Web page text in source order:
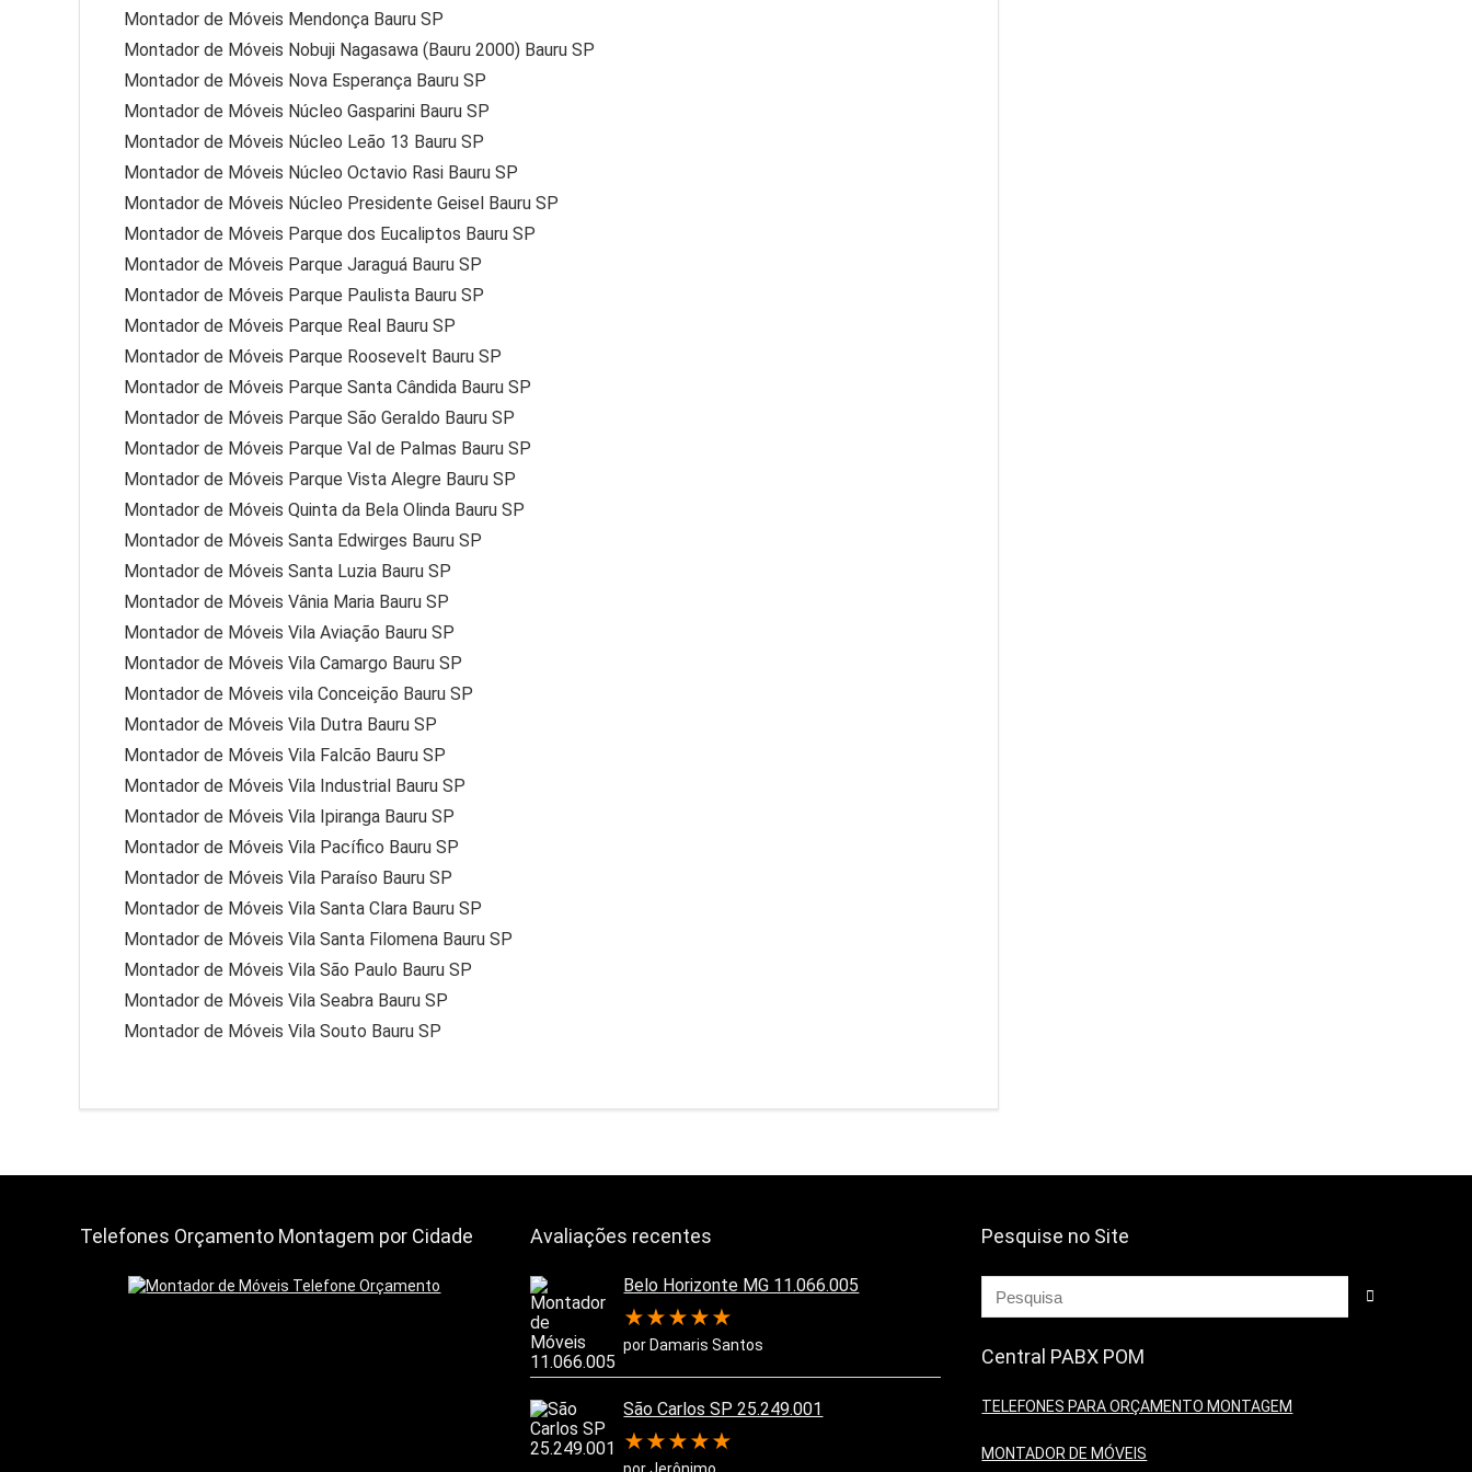
Montador de Móveis Mendonça Bauru SP
Montador de Móveis Nobuji Nagasawa (Bauru 2000) Bauru SP
Montador de Móveis Nova Esperança Bauru SP
Montador de Móveis Núcleo Gasparini Bauru SP
Montador de Móveis Núcleo Leão 13 Bauru SP
Montador de Móveis Núcleo Octavio Rasi Bauru SP
Montador de Móveis Núcleo Presidente Geisel Bauru SP
Montador de Móveis Parque dos Eucaliptos Bauru SP
Montador de Móveis Parque Jaraguá Bauru SP
Montador de Móveis Parque Paulista Bauru SP
Montador de Móveis Parque Real Bauru SP
Montador de Móveis Parque Roosevelt Bauru SP
Montador de Móveis Parque Santa Cândida Bauru SP
Montador de Móveis Parque São Geraldo Bauru SP
Montador de Móveis Parque Val de Palmas Bauru SP
Montador de Móveis Parque Vista Alegre Bauru SP
Montador de Móveis Quinta da Bela Olinda Bauru SP
Montador de Móveis Santa Edwirges Bauru SP
Montador de Móveis Santa Luzia Bauru SP
Montador de Móveis Vânia Maria Bauru SP
Montador de Móveis Vila Aviação Bauru SP
Montador de Móveis Vila Camargo Bauru SP
Montador de Móveis vila Conceição Bauru SP
Montador de Móveis Vila Dutra Bauru SP
Montador de Móveis Vila Falcão Bauru SP
Montador de Móveis Vila Industrial Bauru SP
Montador de Móveis Vila Ipiranga Bauru SP
Montador de Móveis Vila Pacífico Bauru SP
Montador de Móveis Vila Paraíso Bauru SP
Montador de Móveis Vila Santa Clara Bauru SP
Montador de Móveis Vila Santa Filomena Bauru SP
Montador de Móveis Vila São Paulo Bauru SP
Montador de Móveis Vila Seabra Bauru SP
Montador de Móveis Vila Souto Bauru SP
Telefones Orçamento Montagem por Cidade Avaliações recentes
Belo Horizonte MG 11.066.005
★★★★★
por Damaris Santos
São Carlos SP 25.249.001
★★★★★
Pesquise no Site
Central PABX POM
TELEFONES PARA ORÇAMENTO MONTAGEM
MONTADOR DE MÓVEIS